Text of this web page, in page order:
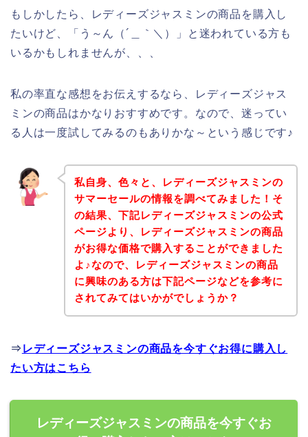
もしかしたら、レディーズジャスミンの商品を購入し
たいけど、「う～ん（´＿｀＼）」と迷われている方も
いるかもしれませんが、、、
私の率直な感想をお伝えするなら、レディーズジャス
ミンの商品はかなりおすすめです。なので、迷ってい
る人は一度試してみるのもありかな～という感じです♪
私自身、色々と、レディーズジャスミンの
サマーセールの情報を調べてみました！そ
の結果、下記レディーズジャスミンの公式
ページより、レディーズジャスミンの商品
がお得な価格で購入することができました
よ♪なので、レディーズジャスミンの商品
に興味のある方は下記ページなどを参考に
されてみてはいかがでしょうか？
⇒ レディーズジャスミンの商品を今すぐお得に購入し
たい方はこちら
レディーズジャスミンの商品を今すぐお